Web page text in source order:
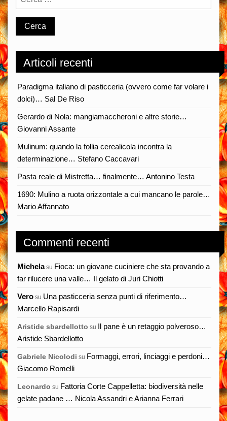
Articoli recenti
Paradigma italiano di pasticceria (ovvero come far volare i
dolci)… Sal De Riso
Gerardo di Nola: mangiamaccheroni e altre storie…
Giovanni Assante
Mulinum: quando la follia cerealicola incontra la
determinazione… Stefano Caccavari
Pasta reale di Mistretta… finalmente… Antonino Testa
1690: Mulino a ruota orizzontale a cui mancano le parole…
Mario Affannato
Commenti recenti
Michelasu Fioca: un giovane cuciniere che sta provando a
far rilucere una valle… Il gelato di Juri Chiotti
Vero su Una pasticceria senza punti di riferimento…
Marcello Rapisardi
Aristide sbardellotto su Il pane è un retaggio polveroso…
Aristide Sbardellotto
Gabriele Nicolodi su Formaggi, errori, linciaggi e perdoni…
Giacomo Romelli
Leonardo su Fattoria Corte Cappelletta: biodiversità nelle
gelate padane … Nicola Assandri e Arianna Ferrari